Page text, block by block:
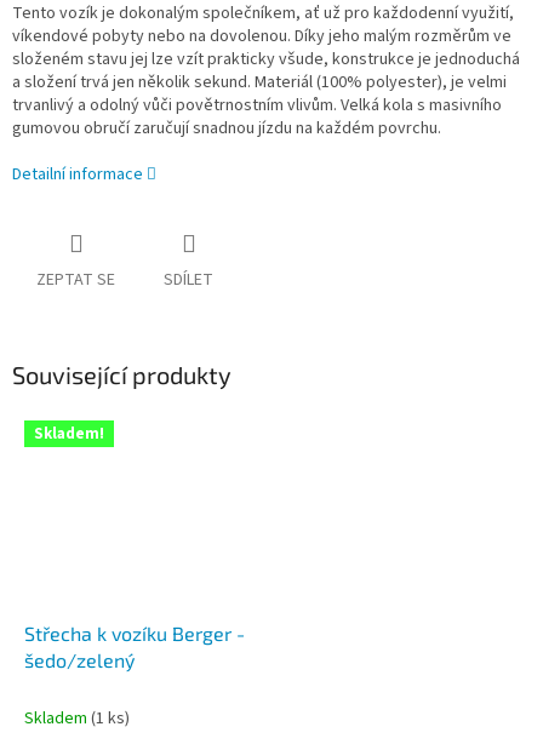
Tento vozík je dokonalým společníkem, ať už pro každodenní využití,
víkendové pobyty nebo na dovolenou. Díky jeho malým rozměrům ve
složeném stavu jej lze vzít prakticky všude, konstrukce je jednoduchá
a složení trvá jen několik sekund. Materiál (100% polyester), je velmi
trvanlivý a odolný vůči povětrnostním vlivům. Velká kola s masivního
gumovou obručí zaručují snadnou jízdu na každém povrchu.
Detailní informace
ZEPTAT SE SDÍLET
Související produkty
Skladem!
Střecha k vozíku Berger -
šedo/zelený
Skladem (1 ks)